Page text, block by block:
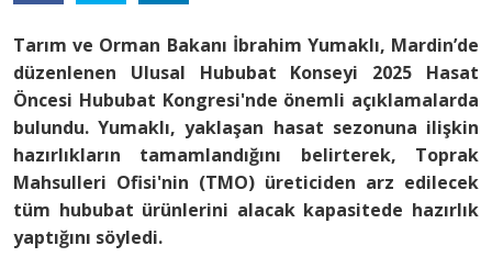
Tarım ve Orman Bakanı İbrahim Yumaklı, Mardin’de
düzenlenen Ulusal Hububat Konseyi 2025 Hasat
Öncesi Hububat Kongresi'nde önemli açıklamalarda
bulundu. Yumaklı, yaklaşan hasat sezonuna ilişkin
hazırlıkların tamamlandığını belirterek, Toprak
Mahsulleri Ofisi'nin (TMO) üreticiden arz edilecek
tüm hububat ürünlerini alacak kapasitede hazırlık
yaptığını söyledi.